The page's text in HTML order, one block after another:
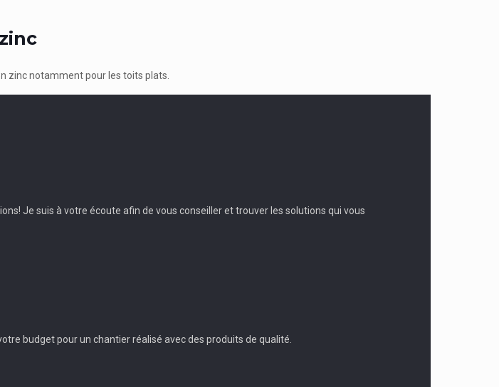
zinc notamment pour les toits plats.
Je suis à votre écoute afin de vous conseiller et trouver les solutions qui vous
budget pour un chantier réalisé avec des produits de qualité.